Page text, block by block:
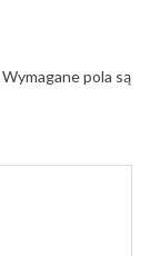
Wymagane pola są